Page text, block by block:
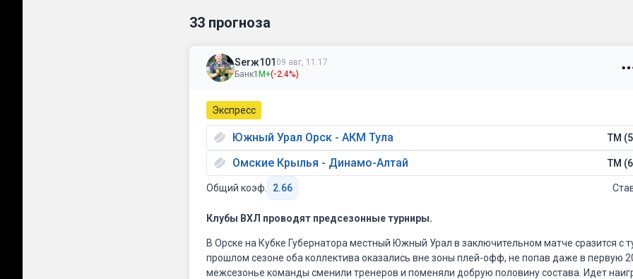
33 прогноза
Serж101 09 авг, 11:17
Банк1М+(-2.4%)
Экспресс
Южный Урал Орск - АКМ Тула ТМ
Омские Крылья - Динамо-Алтай ТМ
Общий коэф. 2.66
Клубы ВХЛ проводят предсезонные турниры.
В Орске на Кубке Губернатора местный Южный Урал в заключительном матче сразится с тульским АКМ. В
прошлом сезоне оба коллектива оказались вне зоны плей-офф, не попав даже в первую
межсезонье команды сменили тренеров и поменяли добрую половину состава. Идет